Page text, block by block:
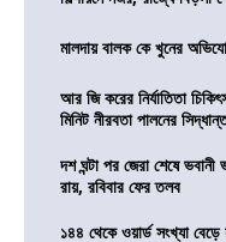
মালদায় বালক কে খুনের
আর জি করের নির্যাতিতা
মিনিট নীরবতা পালনের
দশ ঘন্টা পর জেরা শেষে
রায়, রবিবার ফের তলব
১৪৪ থেকে ওয়ার্ড সংখ্যা